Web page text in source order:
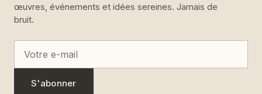
œuvres, événements et idées sereines. Jamais de
bruit.
S'abonner